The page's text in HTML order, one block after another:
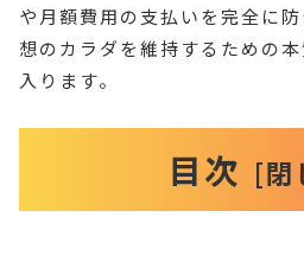
や月額費用の支払いを完全に
想のカラダを維持するための
入ります。
目次